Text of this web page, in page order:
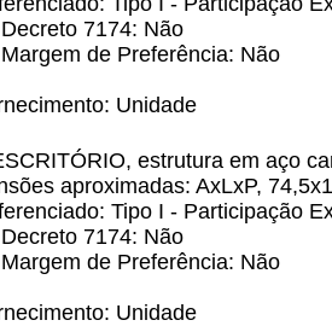
7174: Não
de Preferência: Não
Unidade
estrutura em aço
aproximadas: AxLxP,
Tipo I - Participação
7174: Não
de Preferência: Não
Unidade